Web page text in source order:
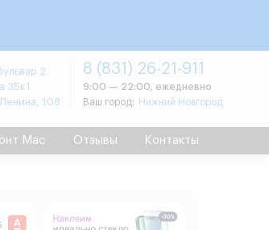
2
35к1
108
8 (831) 26-21-911
9:00 — 22:00, ежедневно
Ваш город:
Нижний Новгород
Mac Отзывы Контакты